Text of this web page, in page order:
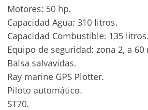
Motores: 50 hp.
Capacidad Agua: 310 litros.
Capacidad Combustible: 135 litros.
Equipo de seguridad: zona 2, a 60
Balsa salvavidas.
Ray marine GPS Plotter.
Piloto automático.
ST70.